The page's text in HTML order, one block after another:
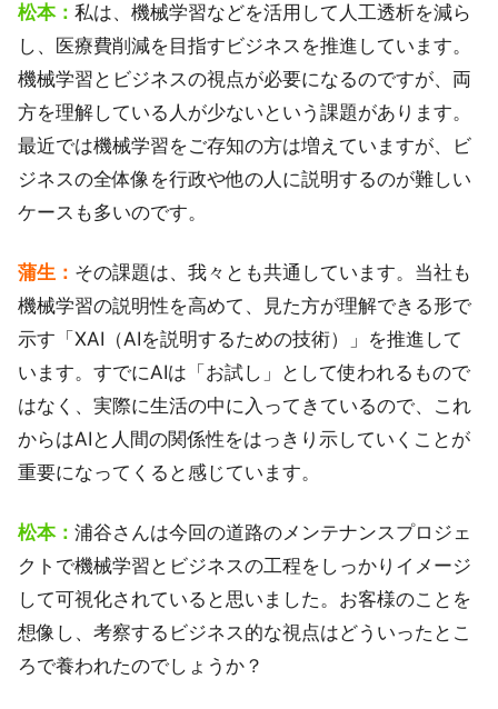
松本： 私は、機械学習などを活用して人工透析を減ら
し、医療費削減を目指すビジネスを推進しています。
機械学習とビジネスの視点が必要になるのですが、両
方を理解している人が少ないという課題があります。
最近では機械学習をご存知の方は増えていますが、ビ
ジネスの全体像を行政や他の人に説明するのが難しい
ケースも多いのです。
蒲生： その課題は、我々とも共通しています。当社も
機械学習の説明性を高めて、見た方が理解できる形で
示す「XAI（AIを説明するための技術）」を推進して
います。すでにAIは「お試し」として使われるもので
はなく、実際に生活の中に入ってきているので、これ
からはAIと人間の関係性をはっきり示していくことが
重要になってくると感じています。
松本： 浦谷さんは今回の道路のメンテナンスプロジェ
クトで機械学習とビジネスの工程をしっかりイメージ
して可視化されていると思いました。お客様のことを
想像し、考察するビジネス的な視点はどういったとこ
ろで養われたのでしょうか？